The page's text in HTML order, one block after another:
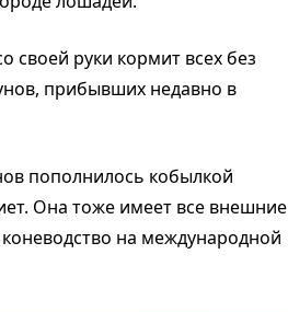
руки кормит всех без
прибывших недавно в
пополнилось кобылкой
Она тоже имеет все внешние
на международной